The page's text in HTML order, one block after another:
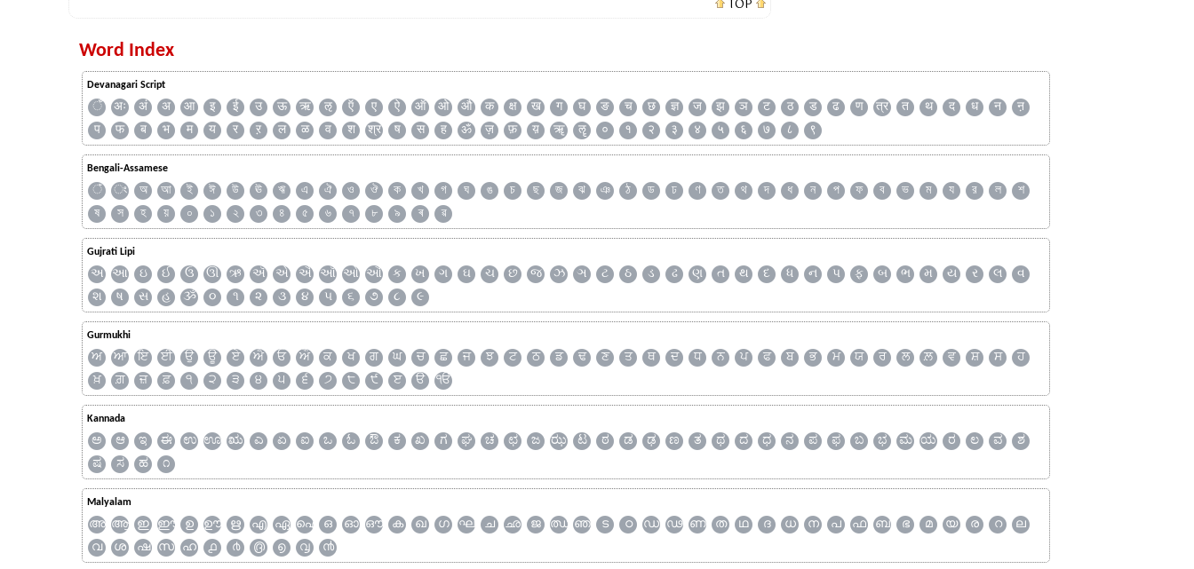
TOP
Word Index
Devanagari Script
ँ अः अं अ आ इ ई उ ऊ ऋ ऌ ऍ ए ऐ ऑ ओ औ क क्ष ख ग घ ङ च छ ज्ञ ज झ ञ ट ठ ड ढ ण त्र त थ द ध न
ऩ
प
फ ब भ म य र ऱ ल ळ व श श्र ष स ह ॐ ज़ फ़ य़ ॠ ॡ ० १ २ ३ ४ ५ ६ ७ ८ ९
Bengali-Assamese
ঁ ং অ আ ই ঈ উ ঊ ঋ এ ঐ ও ঔ ক খ গ ঘ ঙ চ ছ জ ঝ ঞ ঠ ড ঢ ণ ত থ দ ধ ন প ফ ব ভ ম য র ল
শ
ষ
স হ য় ০ ১ ২ ৩ ৪ ৫ ৬ ৭ ৮ ৯ ৰ ৱ
Gujrati Lipi
અ આ ઇ ઈ ઉ ઊ ઋ ઍ એ ઐ ઑ ઓ ઔ ક ખ ગ ઘ ચ છ જ ઝ ઞ ટ ઠ ડ ઢ ણ ત થ દ ધ ન પ ફ બ ભ મ ય ર લ
વ
શ
ષ સ હ ૐ ૦ ૧ ૨ ૩ ૪ ૫ ૬ ૭ ૮ ૯
Gurmukhi
ਅ ਆ ਇ ਈ ਉ ਊ ਏ ਐ ਓ ਔ ਕ ਖ ਗ ਘ ਚ ਛ ਜ ਝ ਟ ਠ ਡ ਢ ਣ ਤ ਥ ਦ ਧ ਨ ਪ ਫ ਬ ਭ ਮ ਯ ਰ ਲ ਲ਼ ਵ ਸ਼ ਸ
ਹ
ਖ਼
ਗ਼ ਜ਼ ਫ਼ ੧ ੨ ੩ ੪ ੫ ੬ ੭ ੮ ੯ ੲ ੳ ੴ
Kannada
ಅ ಆ ಇ ಈ ಉ ಊ ಋ ಎ ಏ ಐ ಒ ಓ ಔ ಕ ಖ ಗ ಘ ಚ ಛ ಜ ಝ ಟ ಠ ಡ ಢ ಣ ತ ಥ ದ ಧ ನ ಪ ಫ ಬ ಭ ಮ ಯ ರ ಲ ವ
ಶ
ಷ
ಸ ಹ ೧
Malyalam
അ ആ ഇ ഈ ഉ ഊ ഋ എ ഏ ഐ ഒ ഓ ഔ ക ഖ ഗ ഘ ച ഛ ജ ഝ ഞ ട ഠ ഡ ഢ ണ ത ഥ ദ ധ ന പ ഫ ബ ഭ മ യ ര റ
ല
വ
ശ ഷ സ ഹ ൧ ൪ ൫ ൭ ൮ ൯